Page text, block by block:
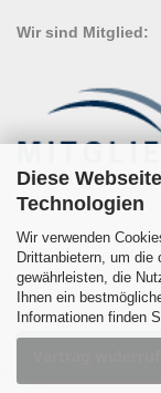
Diese
Technologien
Wir verwenden
Drittanbietern, um
gewährleisten, die
Ihnen ein
Informationen finden
Wir sind Mitglied: